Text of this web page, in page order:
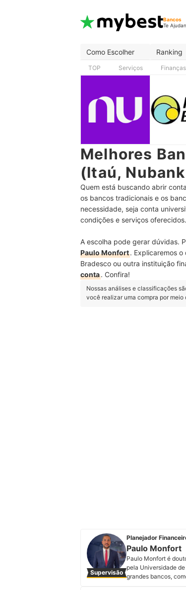
Bancos
Te
Como Escolher Ranking
TOP Serviços Finanças
Melhores
(Itaú,
Quem está buscando abrir
os bancos tradicionais e os
necessidade, seja conta
condições e serviços oferecidos.
A escolha pode gerar dúvidas.
Paulo Monfort. Explicaremos
Bradesco ou outra instituição
conta. Confira!
Nossas análises e classificações
você realizar uma compra por
Supervisão
Planejador
Paulo Monfort
Paulo Monfort é
pela Universidade
grandes bancos,